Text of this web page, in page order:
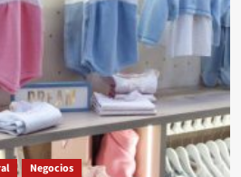
Negocios